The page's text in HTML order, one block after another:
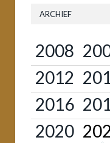
ARCHIEF
2008
2012
2016
2020